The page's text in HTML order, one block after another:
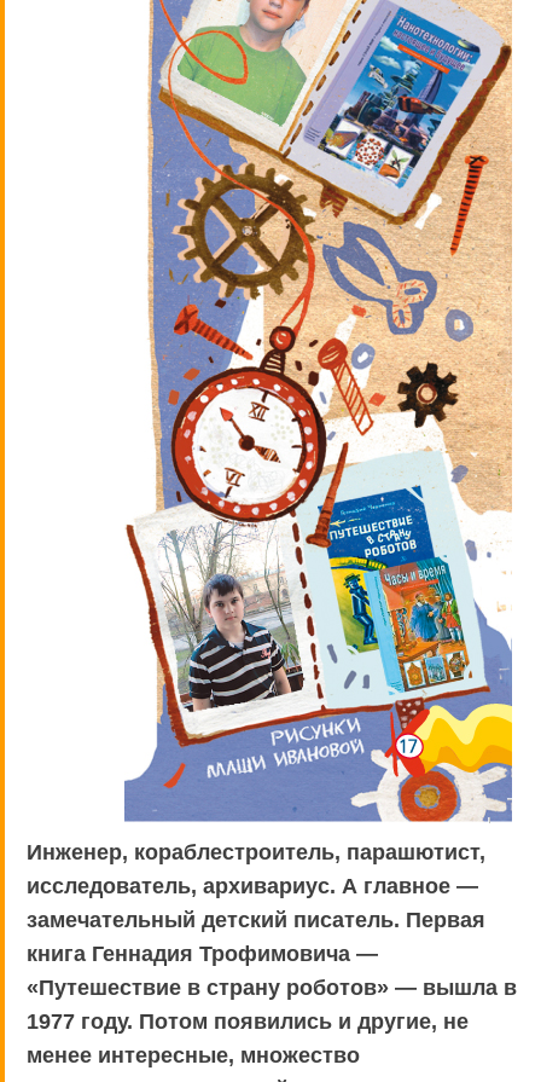
Инженер, кораблестроитель, парашютист,
исследователь, архивариус. А главное —
замечательный детский писатель. Первая
книга Геннадия Трофимовича —
«Путешествие в страну роботов» — вышла в
1977 году. Потом появились и другие, не
менее интересные, множество